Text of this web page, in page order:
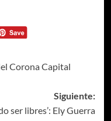
Corona Capital
Siguiente:
ser libres’: Ely Guerra